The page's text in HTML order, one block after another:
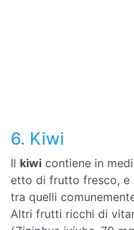
6. Kiwi
Il kiwi contiene in
etto di frutto fresco, e
tra quelli
Altri frutti ricchi di